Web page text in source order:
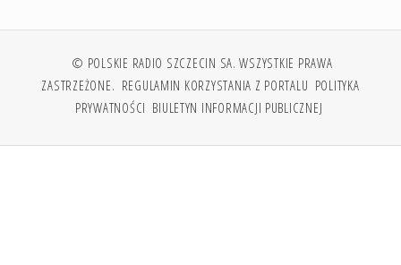
© POLSKIE RADIO SZCZECIN SA. WSZYSTKIE PRAWA
ZASTRZEŻONE. REGULAMIN KORZYSTANIA Z PORTALU POLITYKA
PRYWATNOŚCI BIULETYN INFORMACJI PUBLICZNEJ